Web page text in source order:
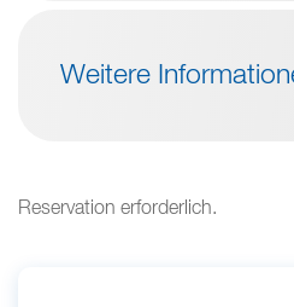
Weitere
Reservation erforderlich.